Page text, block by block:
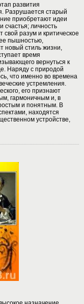
развития
Разрушается старый
приобретают идеи
счастья; личность
свой разум и критическое
пышностью,
новый стиль жизни,
время
вернуться к
Наряду с природой
что именно во времена
устремления.
его признают
гармоничным и, в
и понятным. В
находятся
устройстве,